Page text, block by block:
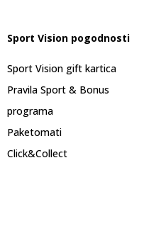
Sport Vision pogodnosti
Sport Vision gift kartica
Pravila Sport & Bonus
programa
Paketomati
Click&Collect